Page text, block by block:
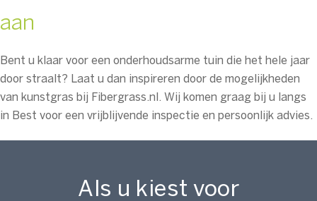
aan
Bent u klaar voor een onderhoudsarme tuin die het hele jaar
door straalt? Laat u dan inspireren door de mogelijkheden
van kunstgras bij Fibergrass.nl. Wij komen graag bij u langs
in Best voor een vrijblijvende inspectie en persoonlijk advies.
Als u kiest voor